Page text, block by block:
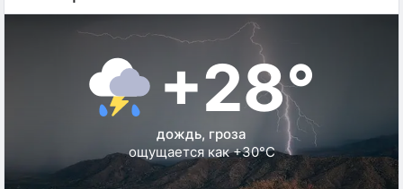
+28°
дождь, гроза
ощущается как +30°C